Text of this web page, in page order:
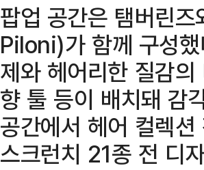
팝업 공간은 탬버린
Piloni)가 함께 구성
제와 헤어리한 질감
향 툴 등이 배치돼 감
공간에서 헤어 컬렉
스크런치 21종 전 디